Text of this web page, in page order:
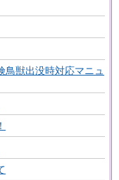
鳥獣出没時対応マニュ